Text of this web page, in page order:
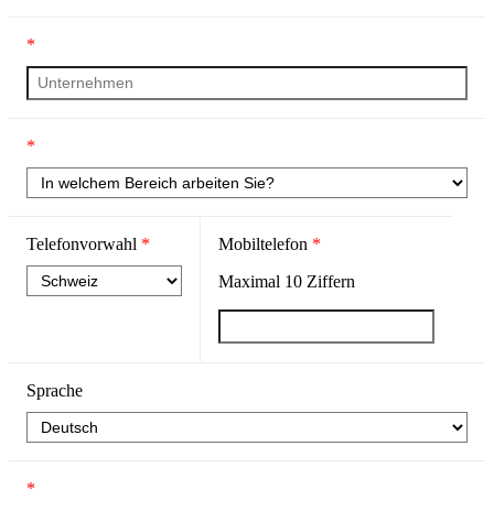
*
*
Telefonvorwahl * Mobiltelefon *
Maximal 10Ziffern
Sprache
*